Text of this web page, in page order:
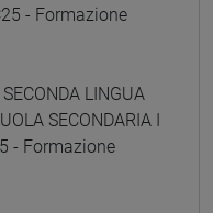
- Formazione
LINGUA
SECONDARIA I
- Formazione